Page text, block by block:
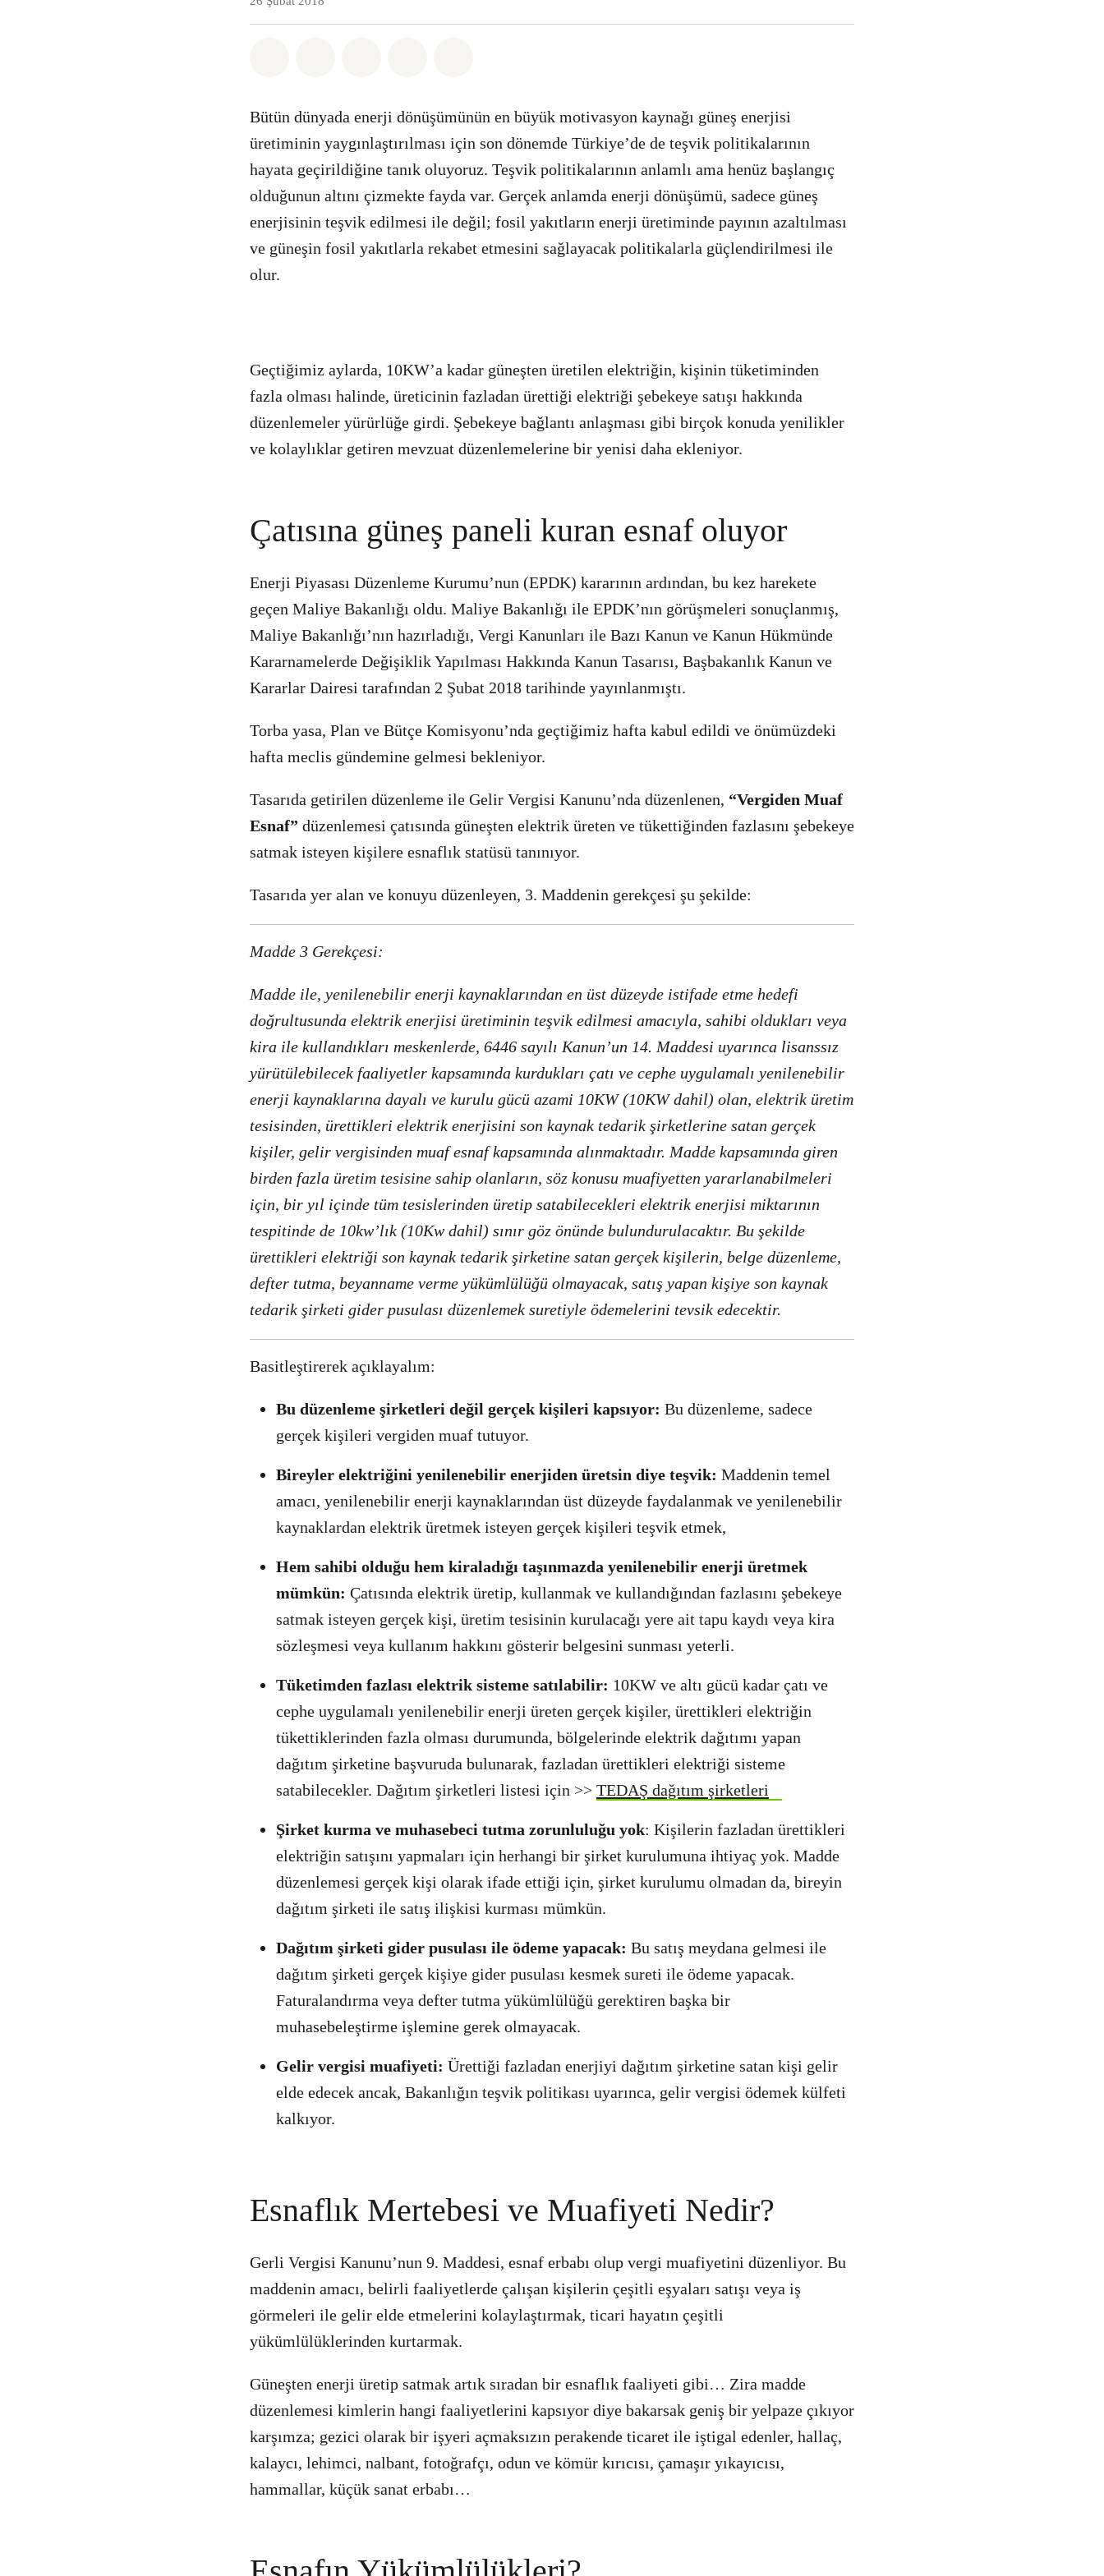
Bütün dünyada enerji dönüşümünün en büyük motivasyon kaynağı güneş enerjisi
üretiminin yaygınlaştırılması için son dönemde Türkiye’de de teşvik politikalarının
hayata geçirildiğine tanık oluyoruz. Teşvik politikalarının anlamlı ama henüz başlangıç
olduğunun altını çizmekte fayda var. Gerçek anlamda enerji dönüşümü, sadece güneş
enerjisinin teşvik edilmesi ile değil; fosil yakıtların enerji üretiminde payının azaltılması
ve güneşin fosil yakıtlarla rekabet etmesini sağlayacak politikalarla güçlendirilmesi ile
olur.
Geçtiğimiz aylarda, 10KW’a kadar güneşten üretilen elektriğin, kişinin tüketiminden
fazla olması halinde, üreticinin fazladan ürettiği elektriği şebekeye satışı hakkında
düzenlemeler yürürlüğe girdi. Şebekeye bağlantı anlaşması gibi birçok konuda yenilikler
ve kolaylıklar getiren mevzuat düzenlemelerine bir yenisi daha ekleniyor.
Çatısına güneş paneli kuran esnaf oluyor
Enerji Piyasası Düzenleme Kurumu’nun (EPDK) kararının ardından, bu kez harekete
geçen Maliye Bakanlığı oldu. Maliye Bakanlığı ile EPDK’nın görüşmeleri sonuçlanmış,
Maliye Bakanlığı’nın hazırladığı, Vergi Kanunları ile Bazı Kanun ve Kanun Hükmünde
Kararnamelerde Değişiklik Yapılması Hakkında Kanun Tasarısı, Başbakanlık Kanun ve
Kararlar Dairesi tarafından 2 Şubat 2018 tarihinde yayınlanmıştı.
Torba yasa, Plan ve Bütçe Komisyonu’nda geçtiğimiz hafta kabul edildi ve önümüzdeki
hafta meclis gündemine gelmesi bekleniyor.
Tasarıda getirilen düzenleme ile Gelir Vergisi Kanunu’nda düzenlenen, “Vergiden Muaf
Esnaf” düzenlemesi çatısında güneşten elektrik üreten ve tükettiğinden fazlasını şebekeye
satmak isteyen kişilere esnaflık statüsü tanınıyor.
Tasarıda yer alan ve konuyu düzenleyen, 3. Maddenin gerekçesi şu şekilde:
Madde 3 Gerekçesi:
Madde ile, yenilenebilir enerji kaynaklarından en üst düzeyde istifade etme hedefi
doğrultusunda elektrik enerjisi üretiminin teşvik edilmesi amacıyla, sahibi oldukları veya
kira ile kullandıkları meskenlerde, 6446 sayılı Kanun’un 14. Maddesi uyarınca lisanssız
yürütülebilecek faaliyetler kapsamında kurdukları çatı ve cephe uygulamalı yenilenebilir
enerji kaynaklarına dayalı ve kurulu gücü azami 10KW (10KW dahil) olan, elektrik üretim
tesisinden, ürettikleri elektrik enerjisini son kaynak tedarik şirketlerine satan gerçek
kişiler, gelir vergisinden muaf esnaf kapsamında alınmaktadır. Madde kapsamında giren
birden fazla üretim tesisine sahip olanların, söz konusu muafiyetten yararlanabilmeleri
için, bir yıl içinde tüm tesislerinden üretip satabilecekleri elektrik enerjisi miktarının
tespitinde de 10kw’lık (10Kw dahil) sınır göz önünde bulundurulacaktır. Bu şekilde
ürettikleri elektriği son kaynak tedarik şirketine satan gerçek kişilerin, belge düzenleme,
defter tutma, beyanname verme yükümlülüğü olmayacak, satış yapan kişiye son kaynak
tedarik şirketi gider pusulası düzenlemek suretiyle ödemelerini tevsik edecektir.
Basitleştirerek açıklayalım:
Bu düzenleme şirketleri değil gerçek kişileri kapsıyor: Bu düzenleme, sadece
gerçek kişileri vergiden muaf tutuyor.
Bireyler elektriğini yenilenebilir enerjiden üretsin diye teşvik: Maddenin temel
amacı, yenilenebilir enerji kaynaklarından üst düzeyde faydalanmak ve yenilenebilir
kaynaklardan elektrik üretmek isteyen gerçek kişileri teşvik etmek,
Hem sahibi olduğu hem kiraladığı taşınmazda yenilenebilir enerji üretmek
mümkün: Çatısında elektrik üretip, kullanmak ve kullandığından fazlasını şebekeye
satmak isteyen gerçek kişi, üretim tesisinin kurulacağı yere ait tapu kaydı veya kira
sözleşmesi veya kullanım hakkını gösterir belgesini sunması yeterli.
Tüketimden fazlası elektrik sisteme satılabilir: 10KW ve altı gücü kadar çatı ve
cephe uygulamalı yenilenebilir enerji üreten gerçek kişiler, ürettikleri elektriğin
tükettiklerinden fazla olması durumunda, bölgelerinde elektrik dağıtımı yapan
dağıtım şirketine başvuruda bulunarak, fazladan ürettikleri elektriği sisteme
satabilecekler. Dağıtım şirketleri listesi için >> TEDAŞ dağıtım şirketleri
Şirket kurma ve muhasebeci tutma zorunluluğu yok: Kişilerin fazladan ürettikleri
elektriğin satışını yapmaları için herhangi bir şirket kurulumuna ihtiyaç yok. Madde
düzenlemesi gerçek kişi olarak ifade ettiği için, şirket kurulumu olmadan da, bireyin
dağıtım şirketi ile satış ilişkisi kurması mümkün.
Dağıtım şirketi gider pusulası ile ödeme yapacak: Bu satış meydana gelmesi ile
dağıtım şirketi gerçek kişiye gider pusulası kesmek sureti ile ödeme yapacak.
Faturalandırma veya defter tutma yükümlülüğü gerektiren başka bir
muhasebeleştirme işlemine gerek olmayacak.
Gelir vergisi muafiyeti: Ürettiği fazladan enerjiyi dağıtım şirketine satan kişi gelir
elde edecek ancak, Bakanlığın teşvik politikası uyarınca, gelir vergisi ödemek külfeti
kalkıyor.
Esnaflık Mertebesi ve Muafiyeti Nedir?
Gerli Vergisi Kanunu’nun 9. Maddesi, esnaf erbabı olup vergi muafiyetini düzenliyor. Bu
maddenin amacı, belirli faaliyetlerde çalışan kişilerin çeşitli eşyaları satışı veya iş
görmeleri ile gelir elde etmelerini kolaylaştırmak, ticari hayatın çeşitli
yükümlülüklerinden kurtarmak.
Güneşten enerji üretip satmak artık sıradan bir esnaflık faaliyeti gibi… Zira madde
düzenlemesi kimlerin hangi faaliyetlerini kapsıyor diye bakarsak geniş bir yelpaze çıkıyor
karşımza; gezici olarak bir işyeri açmaksızın perakende ticaret ile iştigal edenler, hallaç,
kalaycı, lehimci, nalbant, fotoğrafçı, odun ve kömür kırıcısı, çamaşır yıkayıcısı,
hammallar, küçük sanat erbabı…